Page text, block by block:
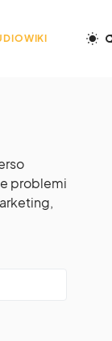
problemi